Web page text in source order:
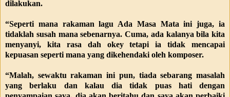
dilakukan.
“Seperti mana rakaman lagu Ada Masa Mata ini juga, ia
tidaklah susah mana sebenarnya. Cuma, ada kalanya bila kita
menyanyi, kita rasa dah okey tetapi ia tidak mencapai
kepuasan seperti mana yang dikehendaki oleh komposer.
“Malah, sewaktu rakaman ini pun, tiada sebarang masalah
yang berlaku dan kalau dia tidak puas hati dengan